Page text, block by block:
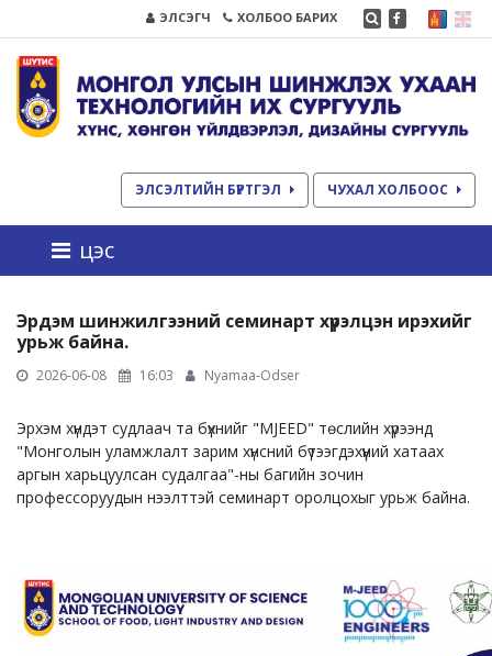
ЭЛСЭГЧ ХОЛБОО БАРИХ
ЭЛСЭЛТИЙН БҮРТГЭЛ ЧУХАЛ ХОЛБООС
цэс
Эрдэм шинжилгээний семинарт хүрэлцэн ирэхийг
урьж байна.
2026-06-08 16:03 Nyamaa-Odser
Эрхэм хүндэт судлаач та бүхнийг "MJEED" төслийн хүрээнд
"Монголын уламжлалт зарим хүнсний бүтээгдэхүүний хатаах
аргын харьцуулсан судалгаа"-ны багийн зочин
профессоруудын нээлттэй семинарт оролцохыг урьж байна.